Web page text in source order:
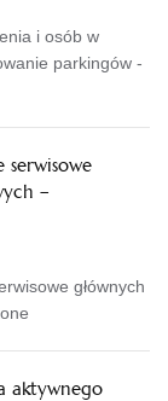
i osób w
parkingów -
serwisowe
–
głównych
aktywnego